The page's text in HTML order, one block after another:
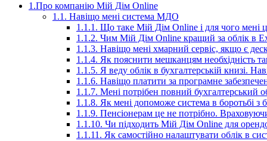
1.Про компанію Мій Дім Online
1.1. Навіщо мені система МДО
1.1.1. Що таке Мій Дім Online і для чого мені
1.1.2. Чим Мій Дім Online кращий за облік в
1.1.3. Навіщо мені хмарний сервіс, якщо є
1.1.4. Як пояснити мешканцям необхідність
1.1.5. Я веду облік в бухгалтерській книзі.
1.1.6. Навіщо платити за програмне
1.1.7. Мені потрібен повний бухгалтерський
1.1.8. Як мені допоможе система в боротьбі з
1.1.9. Пенсіонерам це не потрібно.
1.1.10. Чи підходить Мій Дім Online для
1.1.11. Як самостійно налаштувати облік в